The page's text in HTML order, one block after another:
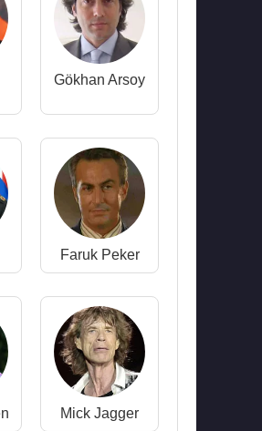
Gökhan Arsoy
Faruk Peker
Mick Jagger